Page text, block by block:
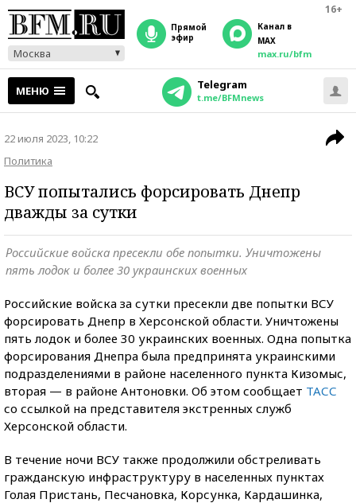
16+
Москва
прямой
эфир
Канал в
MAX
max.ru/bfm
МЕНЮ Telegram
t.me/BFMnews
22 июля 2023, 10:22
Политика
ВСУ попытались форсировать Днепр
дважды за сутки
Российские войска пресекли обе попытки. Уничтожены
пять лодок и более 30 украинских военных
Российские войска за сутки пресекли две попытки ВСУ
форсировать Днепр в Херсонской области. Уничтожены
пять лодок и более 30 украинских военных. Одна попытка
форсирования Днепра была предпринята украинскими
подразделениями в районе населенного пункта Кизомыс,
вторая — в районе Антоновки. Об этом сообщает ТАСС
со ссылкой на представителя экстренных служб
Херсонской области.
В течение ночи ВСУ также продолжили обстреливать
гражданскую инфраструктуру в населенных пунктах
Голая Пристань, Песчановка, Корсунка, Кардашинка,